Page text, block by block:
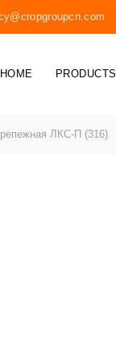
HOME PRODUCTS
ЛКС-П (316)